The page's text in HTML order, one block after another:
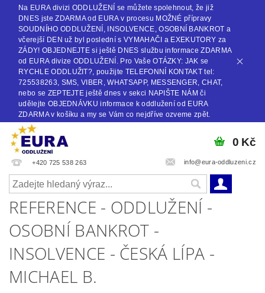
Na EURA divizi ODDLUŽENÍ se můžete spolehnout, že již
DNES jste ZDARMA od EURA v procesu MOŽNÉ přípravy
SOUDNÍHO ODDLUŽENÍ, INSOLVENCE, OSOBNÍ BANKROT a
včerejší DEN už byl poslední s VYMAHAČI a EXEKUTORY za
ZÁDY! OBJEDNEJTE si ještě DNES službu informace ZDARMA
od EURA divize ODDLUŽENÍ. Pro Vaše OTÁZKY: JAK se
RYCHLE ODDLUŽIT?, použijte TELEFONNÍ KONTAKT tel:
725538263, SMS, VIBER, WHATSAPP, MESSENGER, CHAT,
nebo se ZEPTEJTE ještě dnes v sekci NAPIŠTE NÁM či
udělejte OBJEDNÁVKU informace k oddlužení od EURA
ZDARMA v košíku a my se Vám co nejdříve ozveme zpět.
+420 725 538 263 info@eura-oddluzeni.cz
0 Kč
REFERENCE - ODDLUŽENÍ -
OSOBNÍ BANKROT -
INSOLVENCE - ČESKÁ LÍPA -
MICHAEL B.